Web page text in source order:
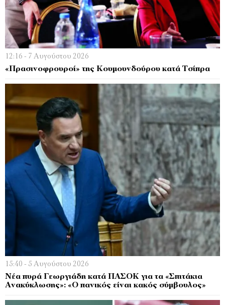
12:16 - 7 Αυγούστου 2026
«Πρασινοφρουροί» της Κουμουνδούρου κατά Τσίπρα
15:40 - 5 Αυγούστου 2026
Νέα πυρά Γεωργιάδη κατά ΠΑΣΟΚ για τα «Σπιτάκια
Ανακύκλωσης»: «Ο πανικός είναι κακός σύμβουλος»